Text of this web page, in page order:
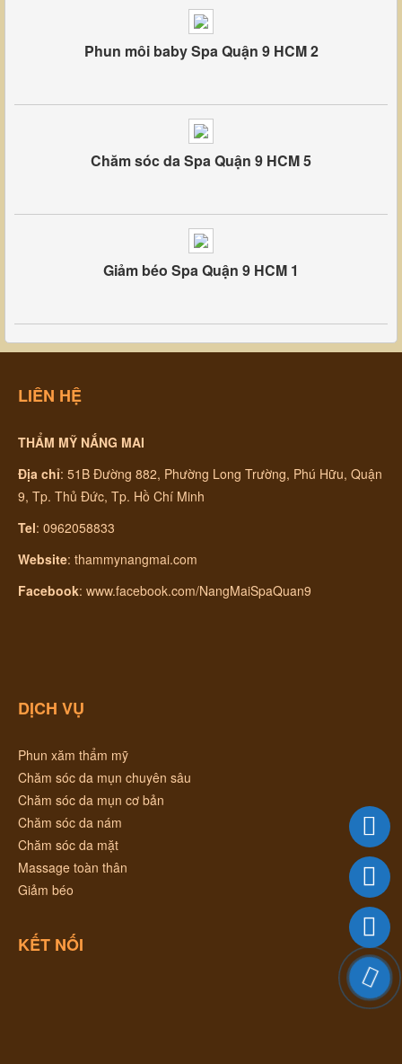
Phun môi baby Spa Quận 9 HCM 2
Chăm sóc da Spa Quận 9 HCM 5
Giảm béo Spa Quận 9 HCM 1
LIÊN HỆ
THẨM MỸ NẮNG MAI
Địa chỉ: 51B Đường 882, Phường Long Trường, Phú Hữu, Quận
9, Tp. Thủ Đức, Tp. Hồ Chí Minh
Tel: 0962058833
Website: thammynangmai.com
Facebook: www.facebook.com/NangMaiSpaQuan9
DỊCH VỤ
Phun xăm thẩm mỹ
Chăm sóc da mụn chuyên sâu
Chăm sóc da mụn cơ bản
Chăm sóc da nám
Chăm sóc da mặt
Massage toàn thân
Giảm béo
KẾT NỐI